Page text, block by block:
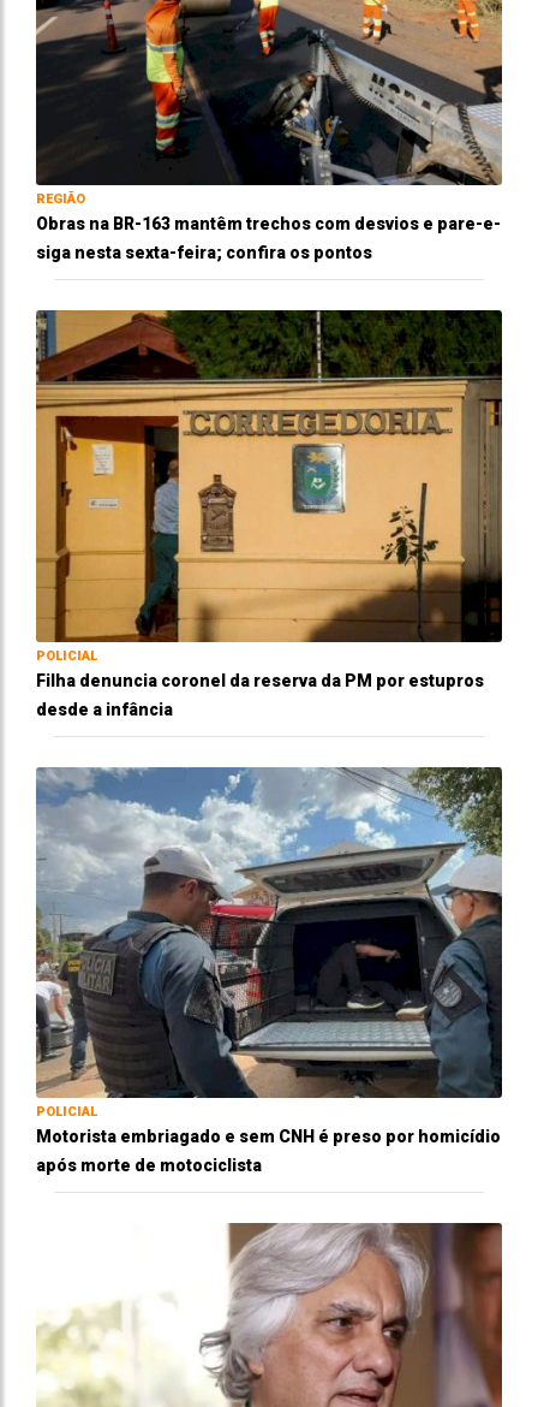
REGIÃO
Obras na BR-163 mantêm trechos com desvios e pare-e-
siga nesta sexta-feira; confira os pontos
POLICIAL
Filha denuncia coronel da reserva da PM por estupros
desde a infância
POLICIAL
Motorista embriagado e sem CNH é preso por homicídio
após morte de motociclista